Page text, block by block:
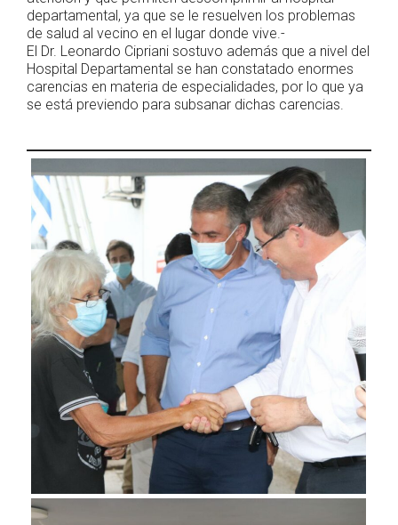
departamental, ya que se le resuelven los problemas
de salud al vecino en el lugar donde vive.-
El Dr. Leonardo Cipriani sostuvo además que a nivel del
Hospital Departamental se han constatado enormes
carencias en materia de especialidades, por lo que ya
se está previendo para subsanar dichas carencias.